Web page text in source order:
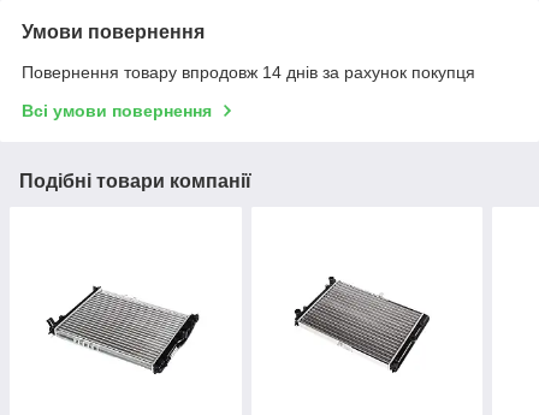
Умови повернення
Повернення товару впродовж 14 днів за рахунок покупця
Всі умови повернення
Подібні товари компанії